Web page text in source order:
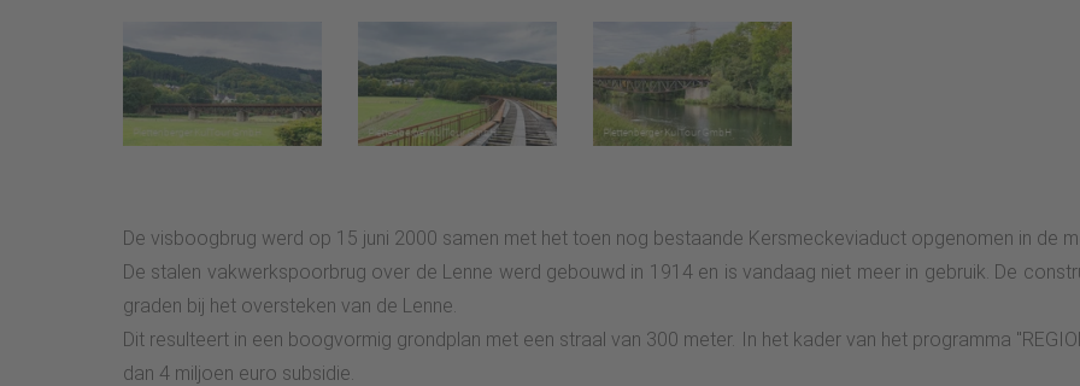
De visboogbrug werd op 15 juni 2000 samen met het toen nog bestaande Kersmeckeviaduct opgenomen in de
De stalen vakwerkspoorbrug over de Lenne werd gebouwd in 1914 en is vandaag niet meer in gebruik. De
graden bij het oversteken van de Lenne.
Dit resulteert in een boogvormig grondplan met een straal van 300 meter. In het kader van het programma
dan 4 miljoen euro subsidie.